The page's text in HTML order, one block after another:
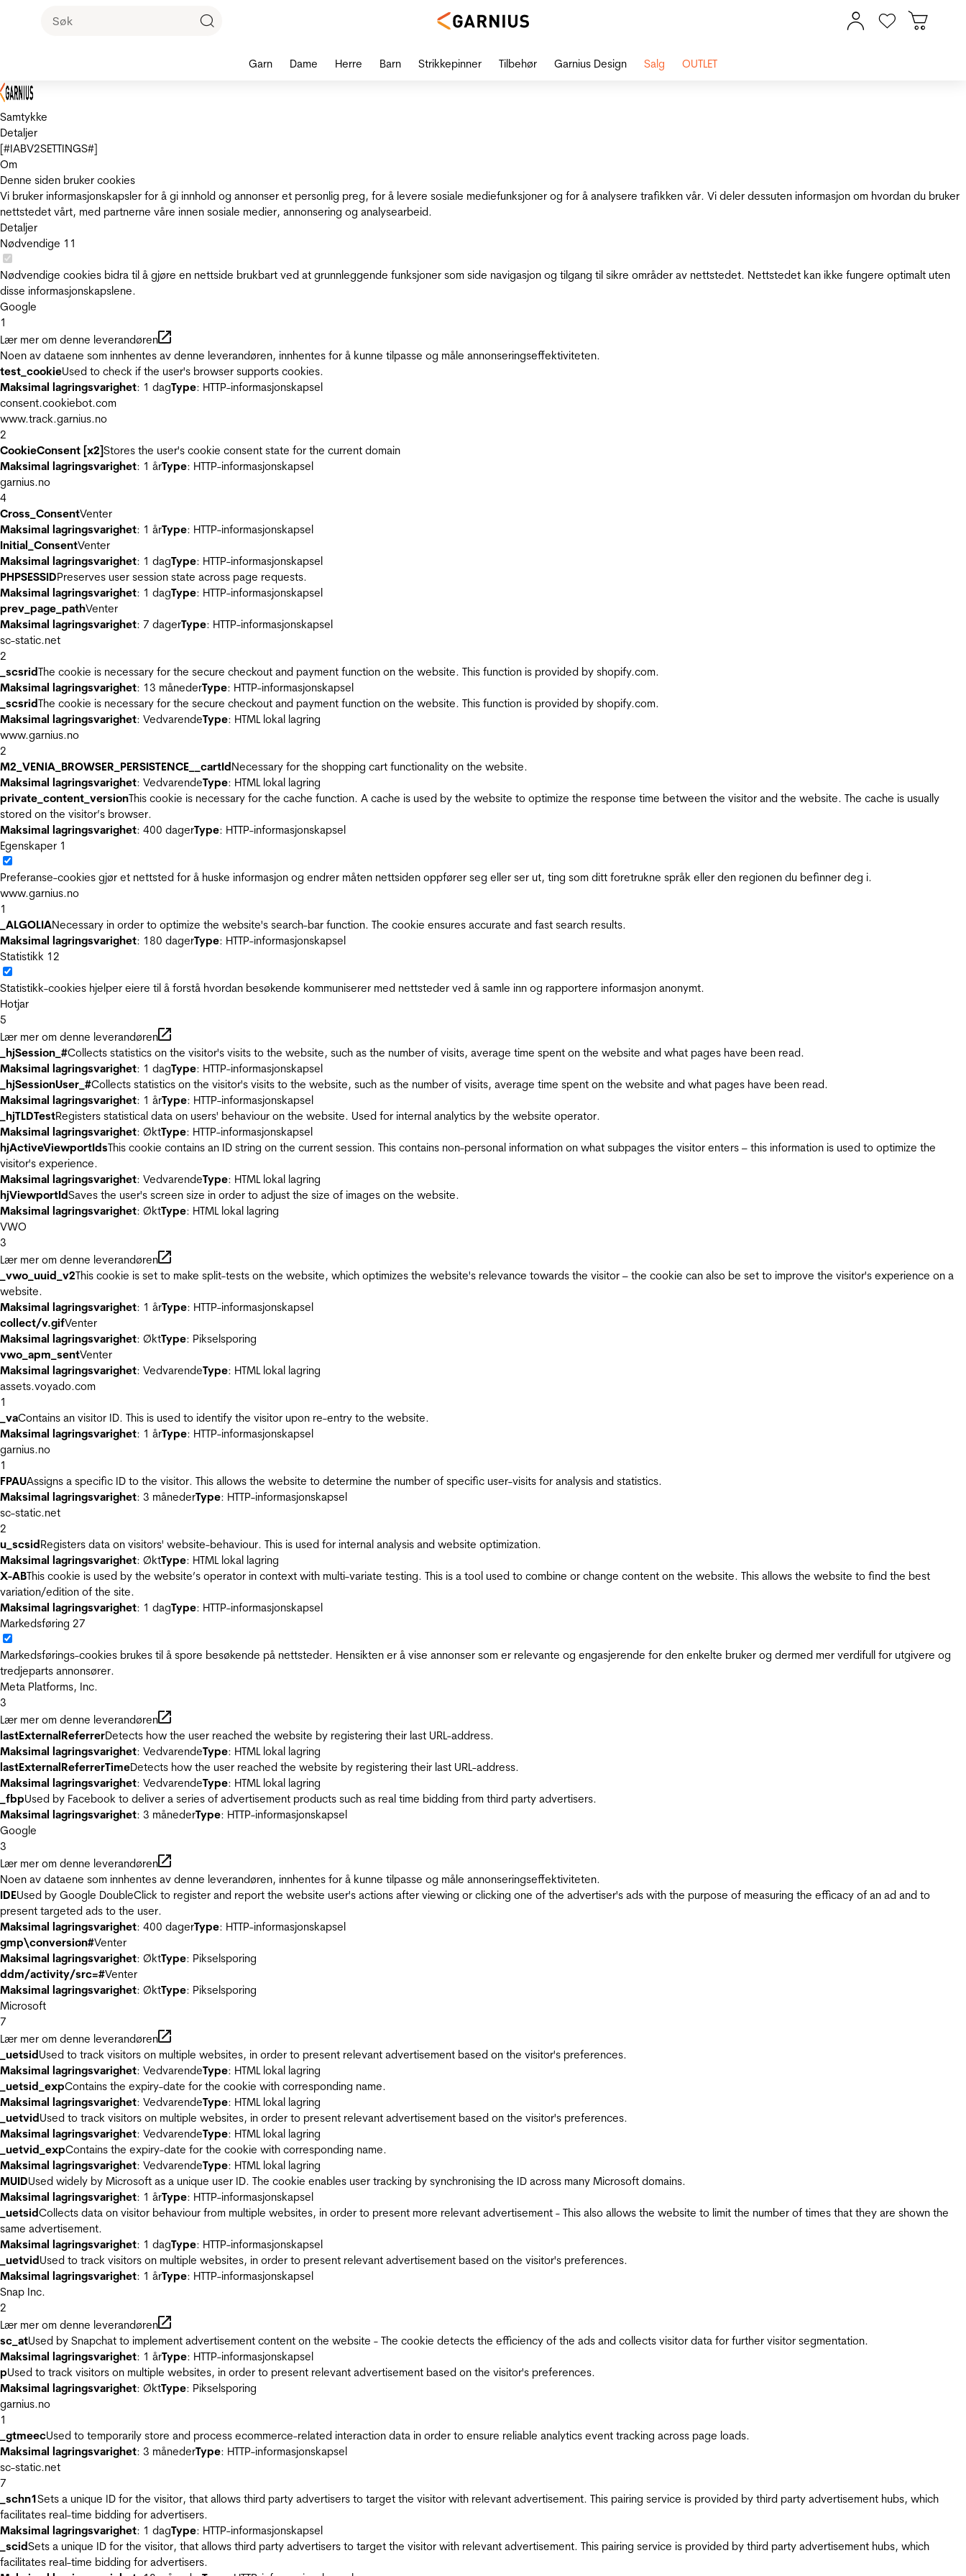
Samtykke
Detaljer
[#IABV2SETTINGS#]
Om
Denne siden bruker cookies
Vi bruker informasjonskapsler for å gi innhold og annonser et personlig preg, for å levere sosiale mediefunksjoner og for å analysere trafikken vår. Vi deler dessuten informasjon om hvordan du bruker
nettstedet vårt, med partnerne våre innen sosiale medier, annonsering og analysearbeid.
Detaljer
Nødvendige 11
Nødvendige cookies bidra til å gjøre en nettside brukbart ved at grunnleggende funksjoner som side navigasjon og tilgang til sikre områder av nettstedet. Nettstedet kan ikke fungere optimalt uten
disse informasjonskapslene.
Google
1
Lær mer om denne leverandøren
Noen av dataene som innhentes av denne leverandøren, innhentes for å kunne tilpasse og måle annonseringseffektiviteten.
test_cookieUsed to check if the user's browser supports cookies.
Maksimal lagringsvarighet: 1 dagType: HTTP-informasjonskapsel
consent.cookiebot.com
www.track.garnius.no
2
CookieConsent [x2]Stores the user's cookie consent state for the current domain
Maksimal lagringsvarighet: 1 årType: HTTP-informasjonskapsel
garnius.no
4
Cross_ConsentVenter
Maksimal lagringsvarighet: 1 årType: HTTP-informasjonskapsel
Initial_ConsentVenter
Maksimal lagringsvarighet: 1 dagType: HTTP-informasjonskapsel
PHPSESSIDPreserves user session state across page requests.
Maksimal lagringsvarighet: 1 dagType: HTTP-informasjonskapsel
prev_page_pathVenter
Maksimal lagringsvarighet: 7 dagerType: HTTP-informasjonskapsel
sc-static.net
2
_scsridThe cookie is necessary for the secure checkout and payment function on the website. This function is provided by shopify.com.
Maksimal lagringsvarighet: 13 månederType: HTTP-informasjonskapsel
_scsridThe cookie is necessary for the secure checkout and payment function on the website. This function is provided by shopify.com.
Maksimal lagringsvarighet: VedvarendeType: HTML lokal lagring
www.garnius.no
2
M2_VENIA_BROWSER_PERSISTENCE__cartIdNecessary for the shopping cart functionality on the website.
Maksimal lagringsvarighet: VedvarendeType: HTML lokal lagring
private_content_versionThis cookie is necessary for the cache function. A cache is used by the website to optimize the response time between the visitor and the website. The cache is usually
stored on the visitor’s browser.
Maksimal lagringsvarighet: 400 dagerType: HTTP-informasjonskapsel
Egenskaper 1
Preferanse-cookies gjør et nettsted for å huske informasjon og endrer måten nettsiden oppfører seg eller ser ut, ting som ditt foretrukne språk eller den regionen du befinner deg i.
www.garnius.no
1
_ALGOLIANecessary in order to optimize the website's search-bar function. The cookie ensures accurate and fast search results.
Maksimal lagringsvarighet: 180 dagerType: HTTP-informasjonskapsel
Statistikk 12
Statistikk-cookies hjelper eiere til å forstå hvordan besøkende kommuniserer med nettsteder ved å samle inn og rapportere informasjon anonymt.
Hotjar
5
Lær mer om denne leverandøren
_hjSession_#Collects statistics on the visitor's visits to the website, such as the number of visits, average time spent on the website and what pages have been read.
Maksimal lagringsvarighet: 1 dagType: HTTP-informasjonskapsel
_hjSessionUser_#Collects statistics on the visitor's visits to the website, such as the number of visits, average time spent on the website and what pages have been read.
Maksimal lagringsvarighet: 1 årType: HTTP-informasjonskapsel
_hjTLDTestRegisters statistical data on users' behaviour on the website. Used for internal analytics by the website operator.
Maksimal lagringsvarighet: ØktType: HTTP-informasjonskapsel
hjActiveViewportIdsThis cookie contains an ID string on the current session. This contains non-personal information on what subpages the visitor enters – this information is used to optimize the
visitor's experience.
Maksimal lagringsvarighet: VedvarendeType: HTML lokal lagring
hjViewportIdSaves the user's screen size in order to adjust the size of images on the website.
Maksimal lagringsvarighet: ØktType: HTML lokal lagring
VWO
3
Lær mer om denne leverandøren
_vwo_uuid_v2This cookie is set to make split-tests on the website, which optimizes the website's relevance towards the visitor – the cookie can also be set to improve the visitor's experience on a
website.
Maksimal lagringsvarighet: 1 årType: HTTP-informasjonskapsel
collect/v.gifVenter
Maksimal lagringsvarighet: ØktType: Pikselsporing
vwo_apm_sentVenter
Maksimal lagringsvarighet: VedvarendeType: HTML lokal lagring
assets.voyado.com
1
_vaContains an visitor ID. This is used to identify the visitor upon re-entry to the website.
Maksimal lagringsvarighet: 1 årType: HTTP-informasjonskapsel
garnius.no
1
FPAUAssigns a specific ID to the visitor. This allows the website to determine the number of specific user-visits for analysis and statistics.
Maksimal lagringsvarighet: 3 månederType: HTTP-informasjonskapsel
sc-static.net
2
u_scsidRegisters data on visitors' website-behaviour. This is used for internal analysis and website optimization.
Maksimal lagringsvarighet: ØktType: HTML lokal lagring
X-ABThis cookie is used by the website’s operator in context with multi-variate testing. This is a tool used to combine or change content on the website. This allows the website to find the best
variation/edition of the site.
Maksimal lagringsvarighet: 1 dagType: HTTP-informasjonskapsel
Markedsføring 27
Markedsførings-cookies brukes til å spore besøkende på nettsteder. Hensikten er å vise annonser som er relevante og engasjerende for den enkelte bruker og dermed mer verdifull for utgivere og
tredjeparts annonsører.
Meta Platforms, Inc.
3
Lær mer om denne leverandøren
lastExternalReferrerDetects how the user reached the website by registering their last URL-address.
Maksimal lagringsvarighet: VedvarendeType: HTML lokal lagring
lastExternalReferrerTimeDetects how the user reached the website by registering their last URL-address.
Maksimal lagringsvarighet: VedvarendeType: HTML lokal lagring
_fbpUsed by Facebook to deliver a series of advertisement products such as real time bidding from third party advertisers.
Maksimal lagringsvarighet: 3 månederType: HTTP-informasjonskapsel
Google
3
Lær mer om denne leverandøren
Noen av dataene som innhentes av denne leverandøren, innhentes for å kunne tilpasse og måle annonseringseffektiviteten.
IDEUsed by Google DoubleClick to register and report the website user's actions after viewing or clicking one of the advertiser's ads with the purpose of measuring the efficacy of an ad and to
present targeted ads to the user.
Maksimal lagringsvarighet: 400 dagerType: HTTP-informasjonskapsel
gmp\conversion#Venter
Maksimal lagringsvarighet: ØktType: Pikselsporing
ddm/activity/src=#Venter
Maksimal lagringsvarighet: ØktType: Pikselsporing
Microsoft
7
Lær mer om denne leverandøren
_uetsidUsed to track visitors on multiple websites, in order to present relevant advertisement based on the visitor's preferences.
Maksimal lagringsvarighet: VedvarendeType: HTML lokal lagring
_uetsid_expContains the expiry-date for the cookie with corresponding name.
Maksimal lagringsvarighet: VedvarendeType: HTML lokal lagring
_uetvidUsed to track visitors on multiple websites, in order to present relevant advertisement based on the visitor's preferences.
Maksimal lagringsvarighet: VedvarendeType: HTML lokal lagring
_uetvid_expContains the expiry-date for the cookie with corresponding name.
Maksimal lagringsvarighet: VedvarendeType: HTML lokal lagring
MUIDUsed widely by Microsoft as a unique user ID. The cookie enables user tracking by synchronising the ID across many Microsoft domains.
Maksimal lagringsvarighet: 1 årType: HTTP-informasjonskapsel
_uetsidCollects data on visitor behaviour from multiple websites, in order to present more relevant advertisement - This also allows the website to limit the number of times that they are shown the
same advertisement.
Maksimal lagringsvarighet: 1 dagType: HTTP-informasjonskapsel
_uetvidUsed to track visitors on multiple websites, in order to present relevant advertisement based on the visitor's preferences.
Maksimal lagringsvarighet: 1 årType: HTTP-informasjonskapsel
Snap Inc.
2
Lær mer om denne leverandøren
sc_atUsed by Snapchat to implement advertisement content on the website - The cookie detects the efficiency of the ads and collects visitor data for further visitor segmentation.
Maksimal lagringsvarighet: 1 årType: HTTP-informasjonskapsel
pUsed to track visitors on multiple websites, in order to present relevant advertisement based on the visitor's preferences.
Maksimal lagringsvarighet: ØktType: Pikselsporing
garnius.no
1
_gtmeecUsed to temporarily store and process ecommerce-related interaction data in order to ensure reliable analytics event tracking across page loads.
Maksimal lagringsvarighet: 3 månederType: HTTP-informasjonskapsel
sc-static.net
7
_schn1Sets a unique ID for the visitor, that allows third party advertisers to target the visitor with relevant advertisement. This pairing service is provided by third party advertisement hubs, which
facilitates real-time bidding for advertisers.
Maksimal lagringsvarighet: 1 dagType: HTTP-informasjonskapsel
_scidSets a unique ID for the visitor, that allows third party advertisers to target the visitor with relevant advertisement. This pairing service is provided by third party advertisement hubs, which
facilitates real-time bidding for advertisers.
Garn Dame Herre Barn Strikkepinner Tilbehør Garnius Design Salg OUTLET